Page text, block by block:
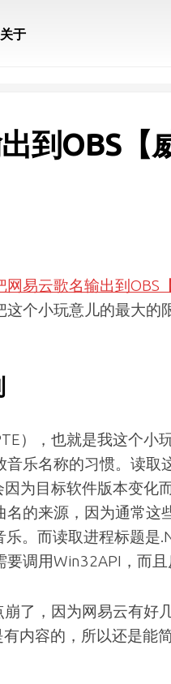
关于
到OBS【
网易云歌名输出到OBS
个小玩意儿的最大的
），也就是我这个小
乐名称的习惯。读取
因为目标软件版本变化
名的来源，因为通常这
。而读取进程标题是
调用Win32API，而且
了，因为网易云有好
内容的，所以还是能